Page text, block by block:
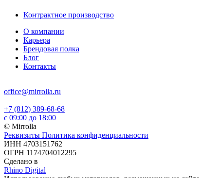
Контрактное производство
О компании
Карьера
Брендовая полка
Блог
Контакты
office@mirrolla.ru
+7 (812) 389-68-68
с 09:00 до 18:00
© Mirrolla
Реквизиты Политика конфиденциальности
ИНН 4703151762
ОГРН 1174704012295
Сделано в
Rhino Digital